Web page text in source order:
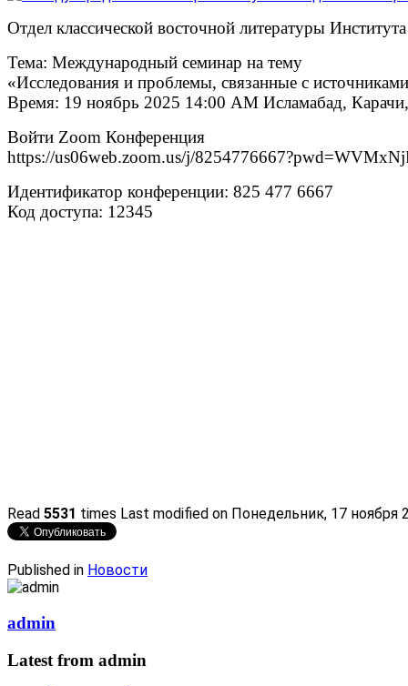
Отдел классической восточной литературы
Тема: Международный семинар на тему
«Исследования и проблемы, связанные с
Время: 19 ноябрь 2025 14:00 AM Исламабад,
Войти Zoom Конференция
https://us06web.zoom.us/j/
Идентификатор конференции: 825 477 6667
Код доступа: 12345
Read 5531 times Last modified on Понедельник, 17 ноября
Published in Новости
admin
Latest from admin